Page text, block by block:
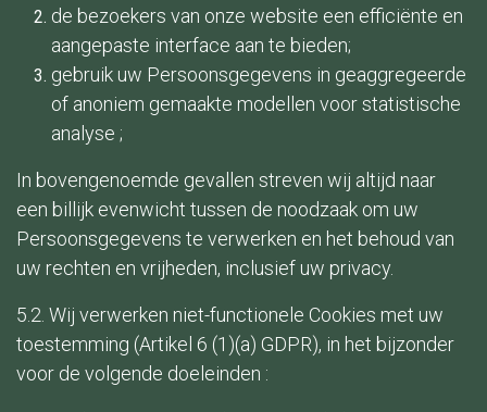
de bezoekers van onze website een efficiënte en
aangepaste interface aan te bieden;
gebruik uw Persoonsgegevens in geaggregeerde
of anoniem gemaakte modellen voor statistische
analyse ;
In bovengenoemde gevallen streven wij altijd naar
een billijk evenwicht tussen de noodzaak om uw
Persoonsgegevens te verwerken en het behoud van
uw rechten en vrijheden, inclusief uw privacy.
5.2. Wij verwerken niet-functionele Cookies met uw
toestemming (Artikel 6 (1)(a) GDPR), in het bijzonder
voor de volgende doeleinden :